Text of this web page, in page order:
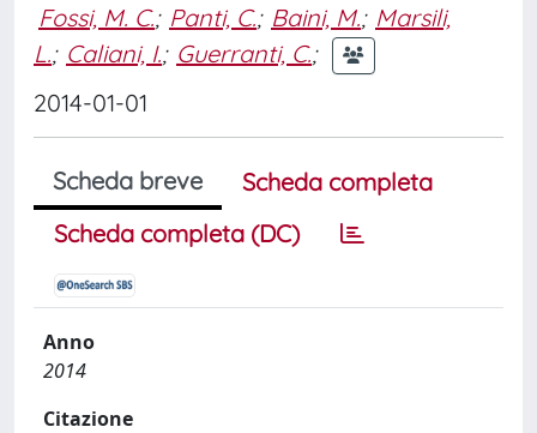
Fossi, M. C.; Panti, C.; Baini, M.; Marsili,
L.; Caliani, I.; Guerranti, C.;
2014-01-01
Scheda breve
Scheda completa
Scheda completa (DC)
Anno
2014
Citazione